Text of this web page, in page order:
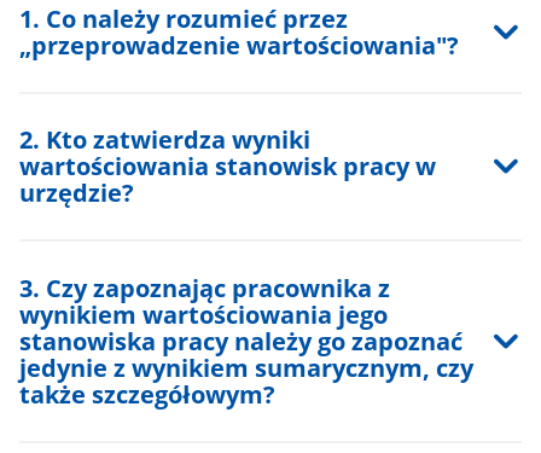
1. Co należy rozumieć przez
„przeprowadzenie wartościowania"?
2. Kto zatwierdza wyniki
wartościowania stanowisk pracy w
urzędzie?
3. Czy zapoznając pracownika z
wynikiem wartościowania jego
stanowiska pracy należy go zapoznać
jedynie z wynikiem sumarycznym, czy
także szczegółowym?